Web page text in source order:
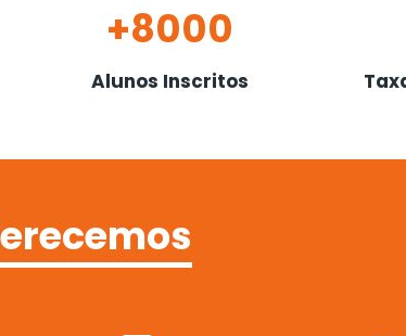
+8000
Alunos Inscritos